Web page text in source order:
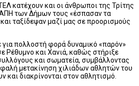
κατέχουν και οι άνθρωποι της Τρίτης
των Δήμων τους «έσπασαν τα
ταξίδεψαν μαζί μας σε προορισμούς
πολλοστή φορά δυναμικό «παρόν»
Ρέθυμνο και Χανιά, καθώς στήριξε
και σωματεία, συμβάλλοντας
μετακίνηση χιλιάδων αθλητών του
και διακρίνονται στον αθλητισμό.